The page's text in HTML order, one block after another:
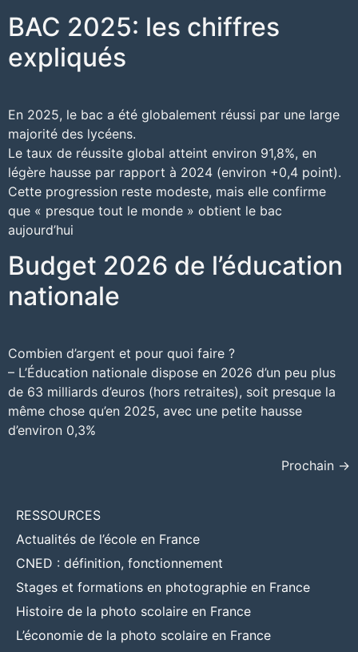
BAC 2025: les chiffres
expliqués
En 2025, le bac a été globalement réussi par une large
majorité des lycéens.
Le taux de réussite global atteint environ 91,8%, en
légère hausse par rapport à 2024 (environ +0,4 point).
Cette progression reste modeste, mais elle confirme
que « presque tout le monde » obtient le bac
aujourd’hui
Budget 2026 de l’éducation
nationale
Combien d’argent et pour quoi faire ?
– L’Éducation nationale dispose en 2026 d’un peu plus
de 63 milliards d’euros (hors retraites), soit presque la
même chose qu’en 2025, avec une petite hausse
d’environ 0,3%
Prochain →
RESSOURCES
Actualités de l’école en France
CNED : définition, fonctionnement
Stages et formations en photographie en France
Histoire de la photo scolaire en France
L’économie de la photo scolaire en France